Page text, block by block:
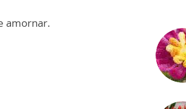
amornar.